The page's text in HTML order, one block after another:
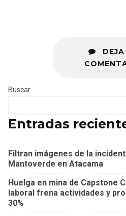
Buscar
Entradas
Filtran imágenes de la
Mantoverde en Atacama
Huelga en mina de Capstone
laboral frena actividades y
30%